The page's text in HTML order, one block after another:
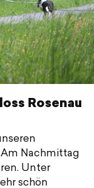
Rosenau
Nachmittag
Unter
schön